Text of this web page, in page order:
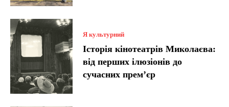
Я культурний
Історія кінотеатрів Миколаєва:
від перших ілюзіонів до
сучасних прем’єр